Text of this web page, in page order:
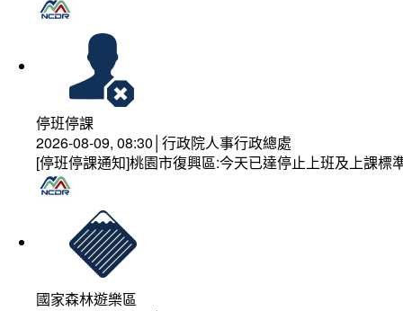
停班停課
2026-08-09, 08:30│行政院人事行政總處
[停班停課通知]桃園市復興區:今天已達停止上班及上課
國家森林遊樂區